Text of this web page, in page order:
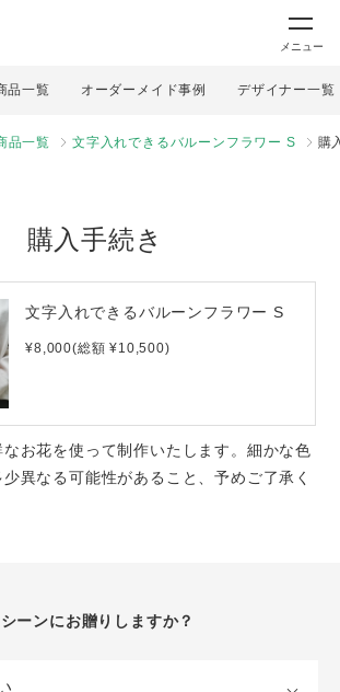
メニュー
品一覧 オーダーメイド事例 デザイナー一覧
品一覧 文字入れできるバルーンフラワー S 購
購入手続き
文字入れできるバルーンフラワー S
¥8,000(総額 ¥10,500)
お花を使って制作いたします。細かな色
異なる可能性があること、予めご了承く
ーンにお贈りしますか？